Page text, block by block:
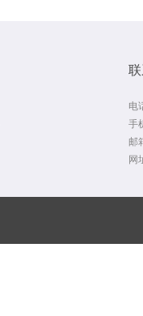
电
手
邮
网